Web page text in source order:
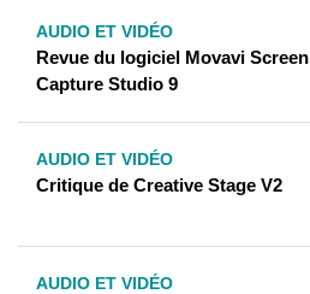
AUDIO ET VIDÉO
Revue du logiciel Movavi Screen
Capture Studio 9
AUDIO ET VIDÉO
Critique de Creative Stage V2
AUDIO ET VIDÉO